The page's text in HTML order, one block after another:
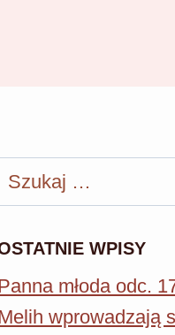
Szukaj:
WPISY
młoda odc.
wprowadzają